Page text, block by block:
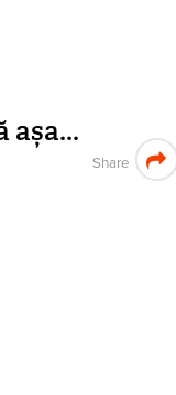
așa...
Share